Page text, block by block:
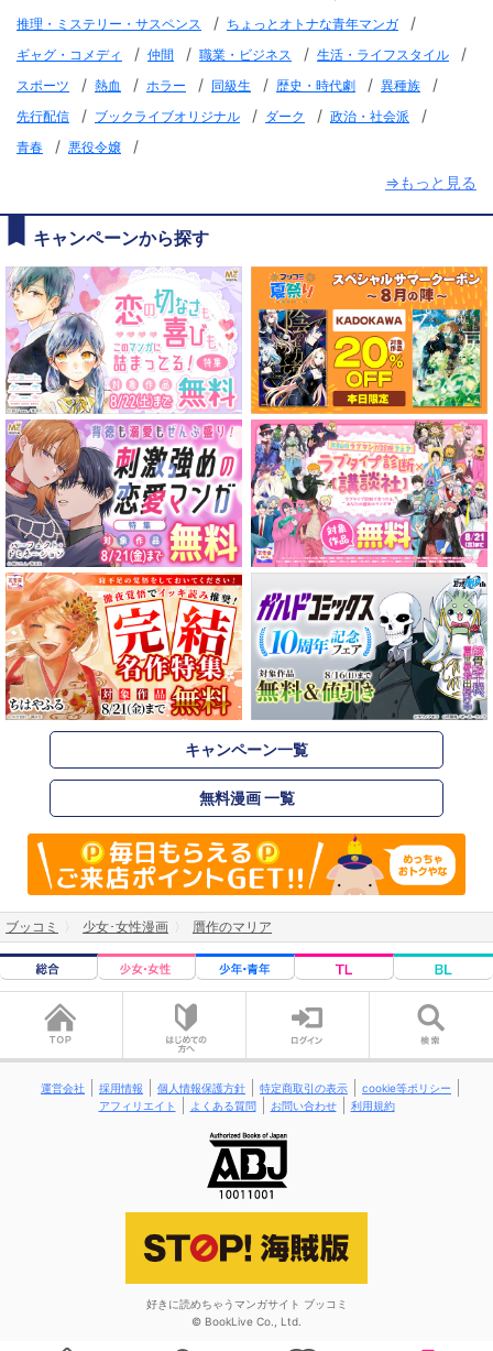
推理・ミステリー・サスペンス / ちょっとオトナな青年マンガ /
ギャグ・コメディ / 仲間 / 職業・ビジネス / 生活・ライフスタイル /
スポーツ / 熱血 / ホラー / 同級生 / 歴史・時代劇 / 異種族 /
先行配信 / ブックライブオリジナル / ダーク / 政治・社会派 /
青春 / 悪役令嬢
/
⇒もっと見る
キャンペーンから探す
キャンペーン一覧
無料漫画 一覧
ブッコミ 少女･女性漫画 贋作のマリア
運営会社 採用情報 個人情報保護方針 特定商取引の表示
cookie等ポリシー
アフィリエイト
よくある質問 お問い合わせ 利用規約
好きに読めちゃうマンガサイト ブッコミ
© BookLive Co., Ltd.